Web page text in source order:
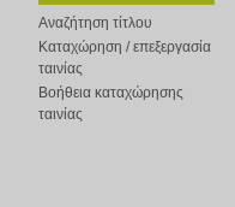
Αναζήτηση τίτλου
Καταχώρηση / επεξεργασία
ταινίας
Βοήθεια καταχώρησης
ταινίας